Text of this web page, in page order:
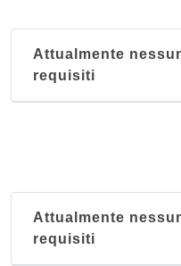
Attualmente
requisiti
Attualmente
requisiti